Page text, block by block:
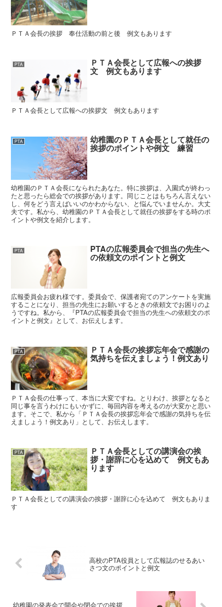
ＰＴＡ会長の挨拶 奉仕活動の前と後 例文もあります
PTA ＰＴＡ会長として広報への挨拶
文 例文もあります
ＰＴＡ会長として広報への挨拶文 例文もあります
PTA 幼稚園のＰＴＡ会長として就任の
挨拶のポイントや例文 練習
幼稚園のＰＴＡ会長になられたあなた。特に挨拶は、入園式が終わっ
たと思ったら総会での挨拶があります。同じことはもちろん言えない
し、何をどう言えばいいのかわからない、と悩んでいませんか。大丈
夫です。私から、幼稚園のＰＴＡ会長として就任の挨拶をする時のポ
イントや例文を紹介します。
PTA PTAの広報委員会で担当の先生へ
の依頼文のポイントと例文
広報委員会お疲れ様です。委員会で、保護者宛てのアンケートを実施
することになり、担当の先生にお願いするときの依頼文でお困りのよ
うですね。私から、『PTAの広報委員会で担当の先生への依頼文のポ
イントと例文』として、お伝えします。
PTA ＰＴＡ会長の挨拶忘年会で感謝の
気持ちを伝えましょう！例文あり
ＰＴＡ会長の仕事って、本当に大変ですね。とりわけ、挨拶となると
同じ事を言うわけにもいかずに、毎回内容を考えるのが大変かと思い
ます。そこで、私から「ＰＴＡ会長の挨拶忘年会で感謝の気持ちを伝
えましょう！例文あり」として、お伝えします。
PTA ＰＴＡ会長としての講演会の挨
拶・謝辞に心を込めて 例文もあ
ります
ＰＴＡ会長としての講演会の挨拶・謝辞に心を込めて 例文もありま
す
高校のPTA役員として広報誌のせるあい
さつ文のポイントと例文
幼稚園の発表会で開会や閉会での挨拶